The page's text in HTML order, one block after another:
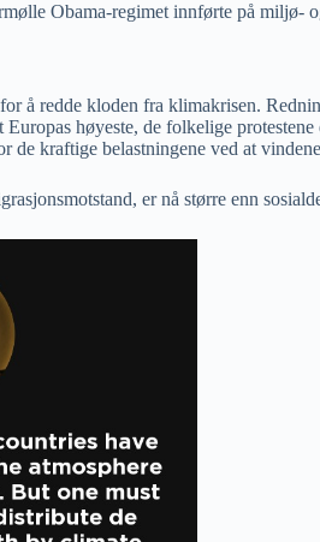
Obama-regimet innførte på miljø-
å redde kloden fra klimakrisen.
høyeste, de folkelige
kraftige belastningene ved at
er nå større enn